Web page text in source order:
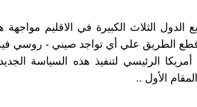
الدول الثلاث الكبيرة في الاقليم مواجهة
الطريق علي أي تواجد صيني - روسي
أمريكا الرئيسي لتنفيذ هذه السياسة
الأول ..